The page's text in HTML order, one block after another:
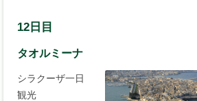
12日目
タオルミーナ
シラクーザ一日
観光